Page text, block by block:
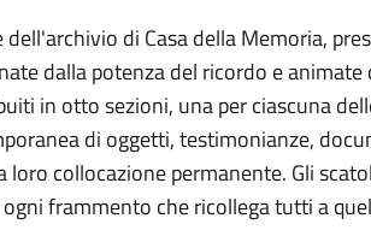
di Casa della Memoria,
dalla potenza del ricordo e animate
in otto sezioni, una per ciascuna
di oggetti, testimonianze,
collocazione permanente. Gli
frammento che ricollega tutti a